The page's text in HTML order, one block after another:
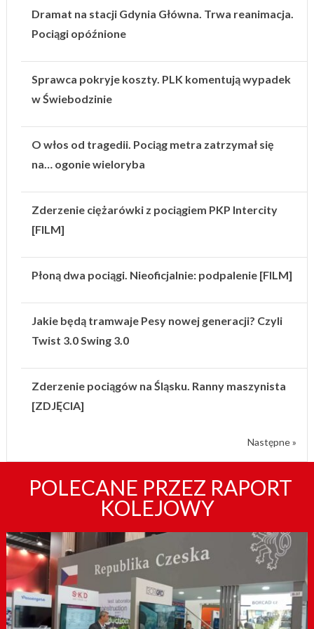
Dramat na stacji Gdynia Główna. Trwa reanimacja.
Pociągi opóźnione
Sprawca pokryje koszty. PLK komentują wypadek
w Świebodzinie
O włos od tragedii. Pociąg metra zatrzymał się
na… ogonie wieloryba
Zderzenie ciężarówki z pociągiem PKP Intercity
[FILM]
Płoną dwa pociągi. Nieoficjalnie: podpalenie [FILM]
Jakie będą tramwaje Pesy nowej generacji? Czyli
Twist 3.0 Swing 3.0
Zderzenie pociągów na Śląsku. Ranny maszynista
[ZDJĘCIA]
Następne »
POLECANE PRZEZ RAPORT
KOLEJOWY